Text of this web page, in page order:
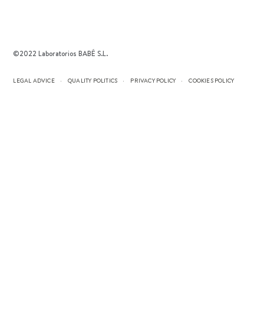
©2022 Laboratorios BABÉ S.L.
LEGAL ADVICE QUALITY POLITICS PRIVACY POLICY COOKIES POLICY